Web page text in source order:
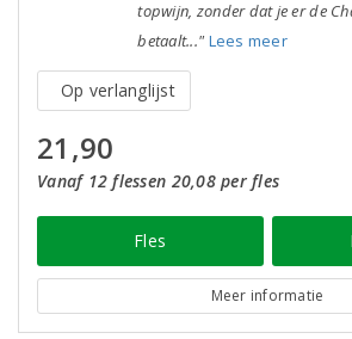
topwijn, zonder dat je er de
betaalt..." Lees meer
Op verlanglijst
21,90
Vanaf 12 flessen 20,08 per fles
Fles
Meer informatie